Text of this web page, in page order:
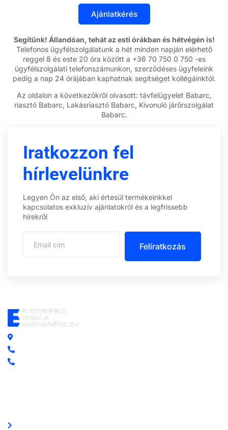
Segítünk! Állandóan, tehát az esti órákban és hétvégén is!
Telefonos ügyfélszolgálatunk a hét minden napján elérhető
reggel 8 és este 20 óra között a +36 70 750 0 750 -es
ügyfélszolgálati telefonszámunkon, szerződéses ügyfeleink
pedig a nap 24 órájában kaphatnak segítséget kollégáinktól.
Az oldalon a következőkről olvasott: távfelügyelet Babarc,
riasztó Babarc, Lakásriasztó Babarc, Kivonuló járőrszolgálat
Babarc.
Iratkozzon fel
hírlevelünkre
Legyen Ön az első, aki értesül termékeinkkel
kapcsolatos exkluzív ajánlatokról és a legfrissebb
hírekről
Feliratkozás